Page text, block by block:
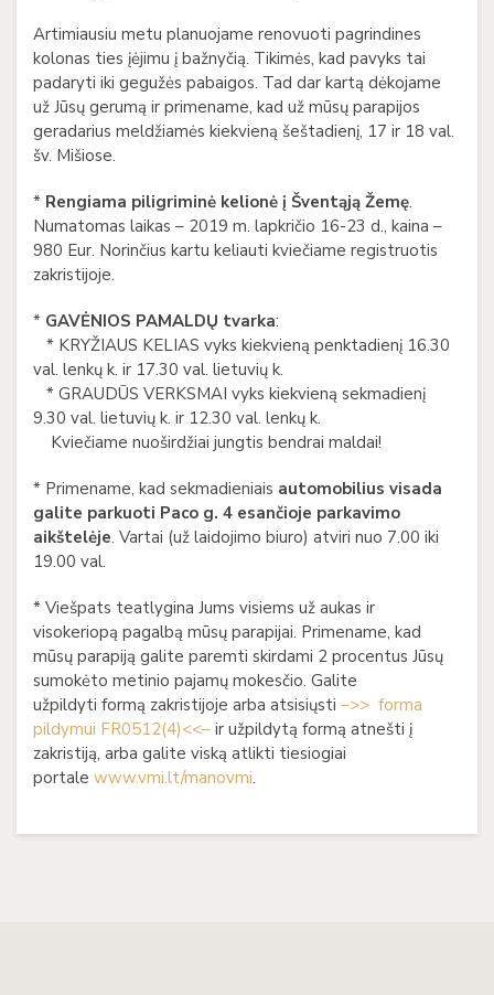
Artimiausiu metu planuojame renovuoti pagrindines
kolonas ties įėjimu į bažnyčią. Tikimės, kad pavyks tai
padaryti iki gegužės pabaigos. Tad dar kartą dėkojame
už Jūsų gerumą ir primename, kad už mūsų parapijos
geradarius meldžiamės kiekvieną šeštadienį, 17 ir 18 val.
šv. Mišiose.
* Rengiama piligriminė kelionė į Šventąją Žemę.
Numatomas laikas – 2019 m. lapkričio 16-23 d., kaina –
980 Eur. Norinčius kartu keliauti kviečiame registruotis
zakristijoje.
* GAVĖNIOS PAMALDŲ tvarka:
* KRYŽIAUS KELIAS vyks kiekvieną penktadienį 16.30
val. lenkų k. ir 17.30 val. lietuvių k.
* GRAUDŪS VERKSMAI vyks kiekvieną sekmadienį
9.30 val. lietuvių k. ir 12.30 val. lenkų k.
Kviečiame nuoširdžiai jungtis bendrai maldai!
* Primename, kad sekmadieniais automobilius visada
galite parkuoti Paco g. 4 esančioje parkavimo
aikštelėje. Vartai (už laidojimo biuro) atviri nuo 7.00 iki
19.00 val.
* Viešpats teatlygina Jums visiems už aukas ir
visokeriopą pagalbą mūsų parapijai. Primename, kad
mūsų parapiją galite paremti skirdami 2 procentus Jūsų
sumokėto metinio pajamų mokesčio. Galite
užpildyti formą zakristijoje arba atsisiųsti –>> forma
pildymui FR0512(4)<<– ir užpildytą formą atnešti į
zakristiją, arba galite viską atlikti tiesiogiai
portale www.vmi.lt/manovmi.